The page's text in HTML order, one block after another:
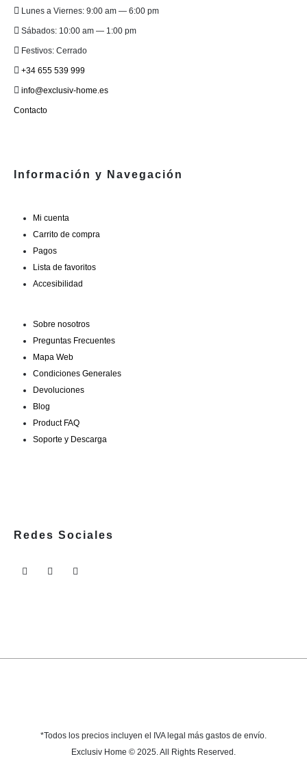
Lunes a Viernes: 9:00 am — 6:00 pm
Sábados: 10:00 am — 1:00 pm
Festivos: Cerrado
+34 655 539 999
info@exclusiv-home.es
Contacto
Información y Navegación
Mi cuenta
Carrito de compra
Pagos
Lista de favoritos
Accesibilidad
Sobre nosotros
Preguntas Frecuentes
Mapa Web
Condiciones Generales
Devoluciones
Blog
Product FAQ
Soporte y Descarga
Redes Sociales
*Todos los precios incluyen el IVA legal más gastos de envío.
Exclusiv Home © 2025. All Rights Reserved.